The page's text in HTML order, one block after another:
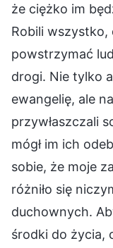
że ciężko im
Robili
powstrzymać
drogi. Nie tylko
ewangelię, ale
przywłaszczali
mógł im ich
sobie, że moje
różniło się
duchownych.
środki do życia,